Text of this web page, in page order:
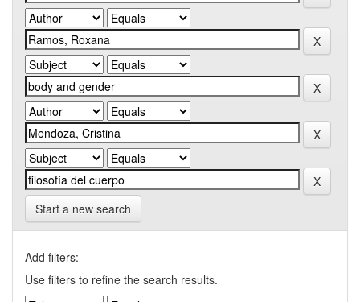
Start a new search
Add filters:
Use filters to refine the search results.